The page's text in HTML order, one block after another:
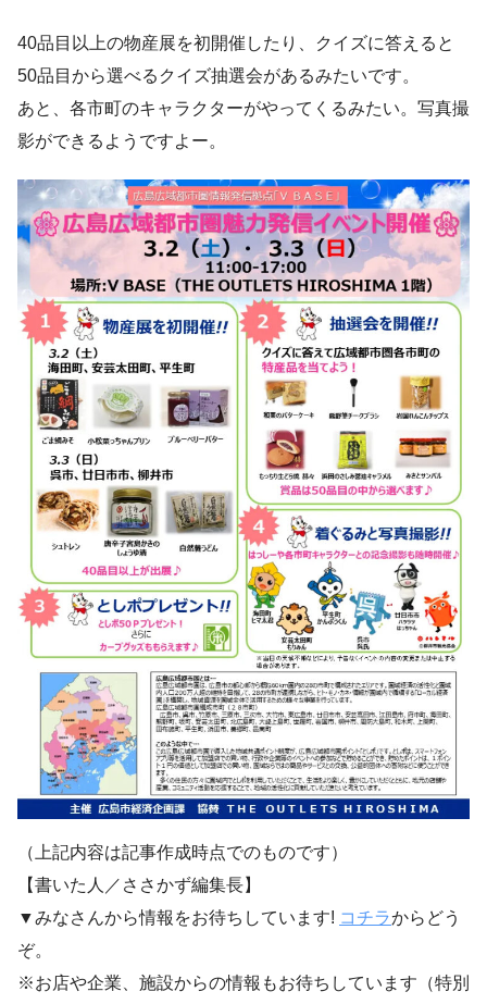
40品目以上の物産展を初開催したり、クイズに答えると
50品目から選べるクイズ抽選会があるみたいです。
あと、各市町のキャラクターがやってくるみたい。写真撮
影ができるようですよー。
（上記内容は記事作成時点でのものです）
【書いた人／ささかず編集長】
▼みなさんから情報をお待ちしています! コチラからどう
ぞ。
※お店や企業、施設からの情報もお待ちしています（特別